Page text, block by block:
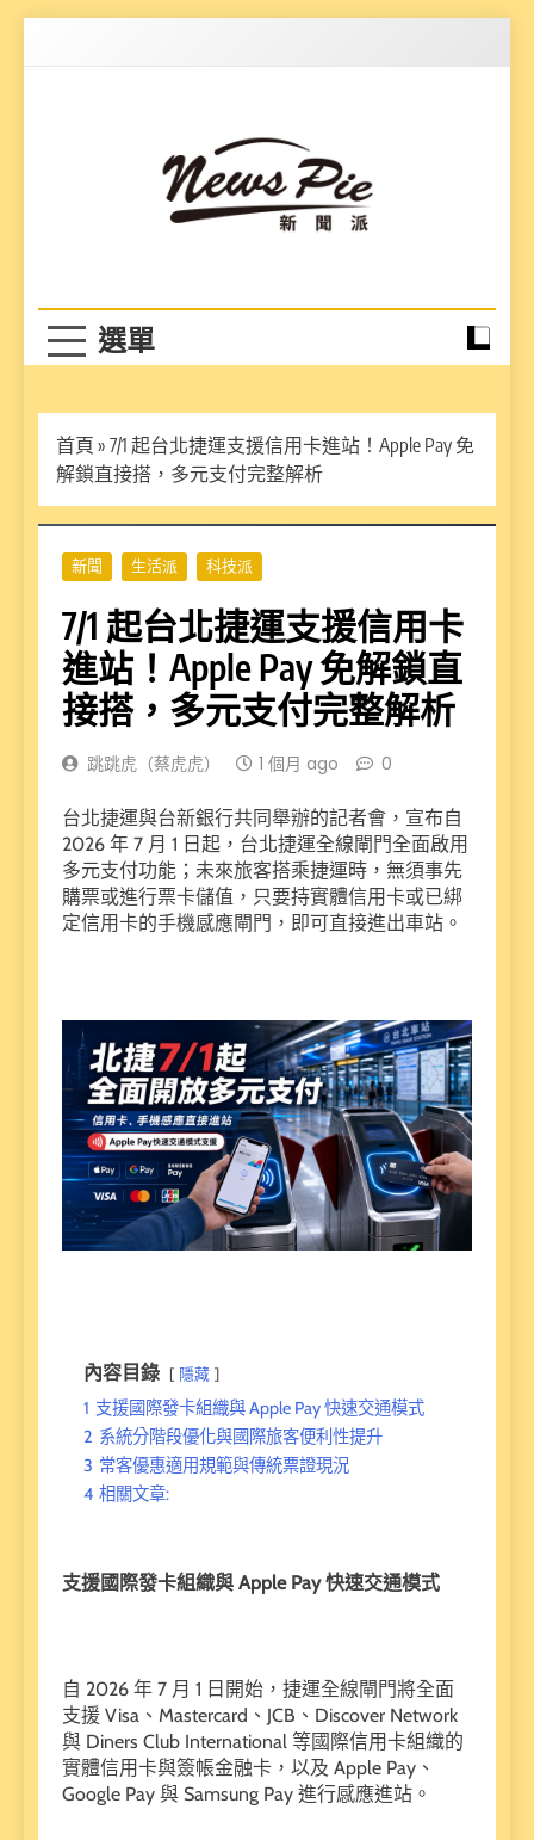
首頁 » 7/1 起台北捷運支援信用卡進站！Apple Pay 免
解鎖直接搭，多元支付完整解析
新聞 生活派 科技派
7/1 起台北捷運支援信用卡
進站！Apple Pay 免解鎖直
接搭，多元支付完整解析
跳跳虎（蔡虎虎） 1 個月 ago 0
台北捷運與台新銀行共同舉辦的記者會，宣布自
2026 年 7 月 1 日起，台北捷運全線閘門全面啟用
多元支付功能；未來旅客搭乘捷運時，無須事先
購票或進行票卡儲值，只要持實體信用卡或已綁
定信用卡的手機感應閘門，即可直接進出車站。
內容目錄 隱藏
1 支援國際發卡組織與 Apple Pay 快速交通模式
2 系統分階段優化與國際旅客便利性提升
3 常客優惠適用規範與傳統票證現況
4 相關文章:
支援國際發卡組織與 Apple Pay 快速交通模式
自 2026 年 7 月 1 日開始，捷運全線閘門將全面
支援 Visa、Mastercard、JCB、Discover Network
與 Diners Club International 等國際信用卡組織的
實體信用卡與簽帳金融卡，以及 Apple Pay、
Google Pay 與 Samsung Pay 進行感應進站。